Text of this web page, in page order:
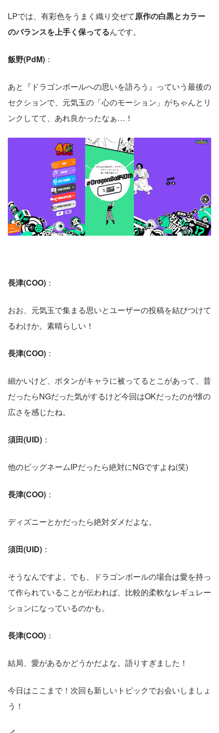
LPでは、有彩色をうまく織り交ぜて原作の白黒とカラー
のバランスを上手く保ってるんです。
飯野(PdM) ：
あと『ドラゴンボールへの思いを語ろう』っていう最後の
セクションで、元気玉の「心のモーション」がちゃんとリ
ンクしてて、あれ良かったなぁ…！
長津(COO) ：
おお、元気玉で集まる思いとユーザーの投稿を結びつけて
るわけか。素晴らしい！
長津(COO) ：
細かいけど、ボタンがキャラに被ってるとこがあって、昔
だったらNGだった気がするけど今回はOKだったのが懐の
広さを感じたね。
須田(UID) ：
他のビッグネームIPだったら絶対にNGですよね(笑)
長津(COO) ：
ディズニーとかだったら絶対ダメだよな。
須田(UID) ：
そうなんですよ。でも、ドラゴンボールの場合は愛を持っ
て作られていることが伝われば、比較的柔軟なレギュレー
ションになっているのかも。
長津(COO) ：
結局、愛があるかどうかだよな。語りすぎました！
今日はここまで！次回も新しいトピックでお会いしましょ
う！